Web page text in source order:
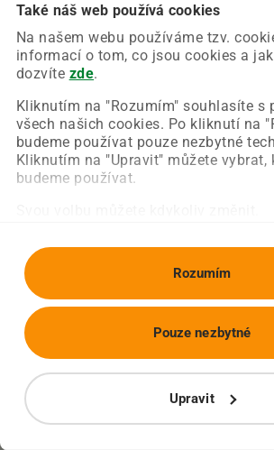
Také náš web používá cookies
Na našem webu používáme tzv.
informací o tom, co jsou cookies a
dozvíte zde.
Kliknutím na "Rozumím" souhlasíte s
všech našich cookies. Po kliknutí na
budeme používat pouze nezbytné
Kliknutím na "Upravit" můžete vybrat,
budeme používat.
Rozumím
Upravit
Pouze nezbytné
Chyba nastala na naší straně a už
Zkuste prosím znovu načíst
Obnovit stránku